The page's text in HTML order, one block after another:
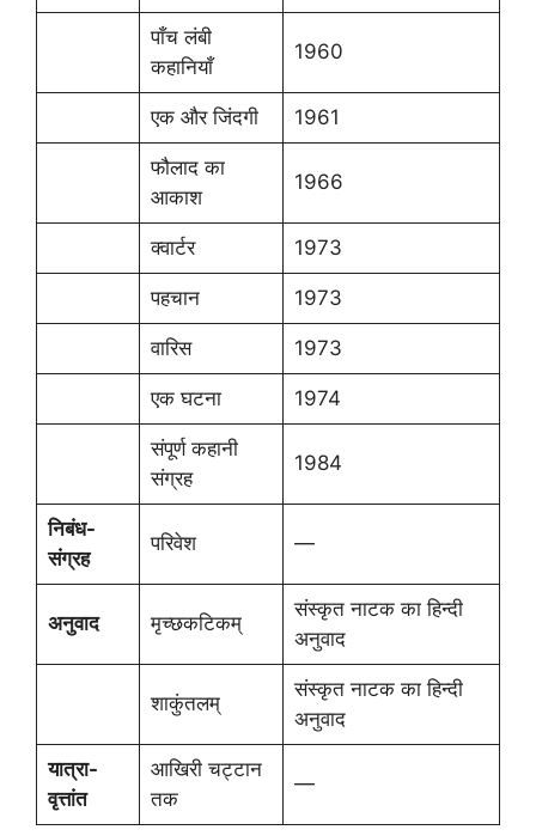
पाँच लंबी
कहानियाँ
1960
एक और जिंदगी 1961
फौलाद का
आकाश
1966
क्वार्टर 1973
पहचान 1973
वारिस 1973
एक घटना 1974
संपूर्ण कहानी
संग्रह
1984
निबंध-
संग्रह
परिवेश —
अनुवाद मृच्छकटिकम्
संस्कृत नाटक का हिन्दी
अनुवाद
शाकुंतलम्
संस्कृत नाटक का हिन्दी
अनुवाद
यात्रा-
वृत्तांत
आखिरी चट्टान
तक
—